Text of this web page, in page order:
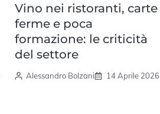
Vino nei ristoranti, carte
ferme e poca
formazione: le criticità
del settore
Alessandro Bolzani 14 Aprile 2026